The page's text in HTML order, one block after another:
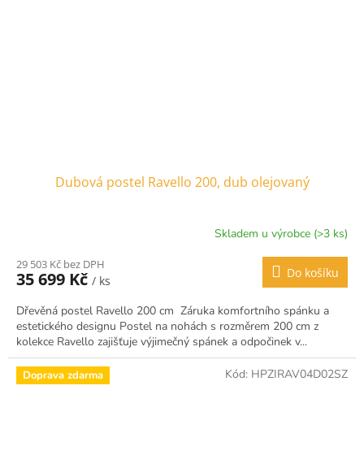
Dubová postel Ravello 200, dub olejovaný
Skladem u výrobce (>3 ks)
29 503 Kč bez DPH
35 699 Kč / ks
Do košíku
Dřevěná postel Ravello 200 cm Záruka komfortního spánku a
estetického designu Postel na nohách s rozměrem 200 cm z
kolekce Ravello zajišťuje výjimečný spánek a odpočinek v...
Doprava zdarma Kód: HPZIRAV04D02SZ